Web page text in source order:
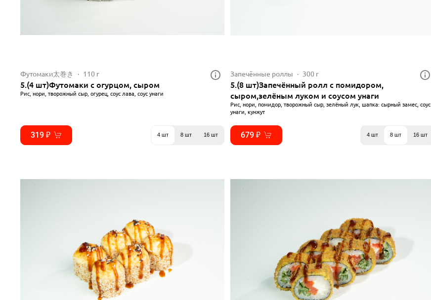
Футомаки太巻き 110 г
5.(4 шт)Футомаки с огурцом, сыром
Рис, нори, творожный сыр, огурец, соус лава, соус унаги
319 ₽ 4 шт 8 шт 16 шт
Запечённые роллы 300 г
5.(8 шт)Запечённый ролл с помидором,
сыром,зелёным луком и соусом унаги
Рис, нори, помидор, творожный сыр, зелёный лук, шапка: сырный замес, соус
унаги, кунжут
679 ₽ 4 шт 8 шт 16 шт